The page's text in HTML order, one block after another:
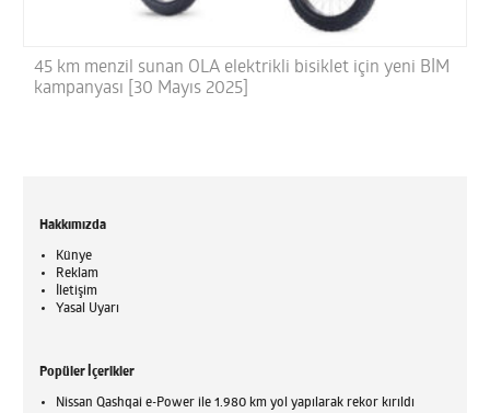
45 km menzil sunan OLA elektrikli bisiklet için yeni BİM
kampanyası [30 Mayıs 2025]
Hakkımızda
Künye
Reklam
İletişim
Yasal Uyarı
Popüler İçerikler
Nissan Qashqai e-Power ile 1.980 km yol yapılarak rekor kırıldı